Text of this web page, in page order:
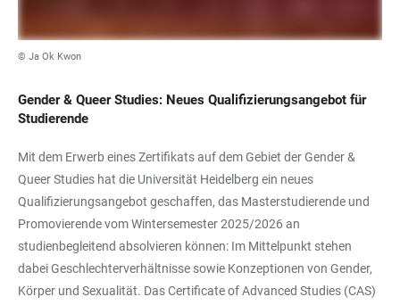
© Ja Ok Kwon
Gender & Queer Studies: Neues Qualifizierungsangebot für
Studierende
Mit dem Erwerb eines Zertifikats auf dem Gebiet der Gender &
Queer Studies hat die Universität Heidelberg ein neues
Qualifizierungsangebot geschaffen, das Masterstudierende und
Promovierende vom Wintersemester 2025/2026 an
studienbegleitend absolvieren können: Im Mittelpunkt stehen
dabei Geschlechterverhältnisse sowie Konzeptionen von Gender,
Körper und Sexualität. Das Certificate of Advanced Studies (CAS)